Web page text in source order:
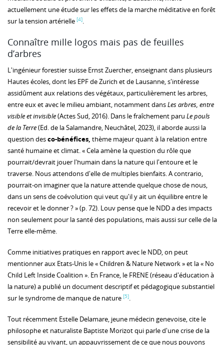
actuellement une étude sur les effets de la marche méditative en forêt
sur la tension artérielle [4].
Connaître mille logos mais pas de feuilles
d’arbres
L'ingénieur forestier suisse Ernst Zuercher, enseignant dans plusieurs
Hautes écoles, dont les EPF de Zurich et de Lausanne, s'intéresse
assidûment aux relations des végétaux, particulièrement les arbres,
entre eux et avec le milieu ambiant, notamment dansLes arbres, entre
visible et invisible(Actes Sud, 2016). Dans le fraîchement paru Le pouls
de la Terre(Ed. de la Salamandre, Neuchâtel, 2023), il aborde aussi la
question desco-bénéfices, thème majeur quant à la relation entre
santé humaine et climat. « Cela amène la question du rôle que
pourrait/devrait jouer l'humain dans la nature qui l'entoure et le
traverse. Nous attendons d'elle de multiples bienfaits. A contrario,
pourrait-on imaginer que la nature attende quelque chose de nous,
dans un sens de coévolution qui veut qu'il y ait un équilibre entre le
recevoir et le donner ? » (p. 72). Louv pense que le NDD a des impacts
non seulement pour la santé des populations, mais aussi sur celle de la
Terre elle-même.
Comme initiatives pratiques en rapport avec le NDD, on peut
mentionner aux Etats-Unis le « Children & Nature Network » et la « No
Child Left Inside Coalition ». En France, le FRENE (réseau d'éducation à
la nature) a publié un document descriptif et pédagogique substantiel
sur le syndrome de manque de nature [5].
Tout récemment Estelle Delamare, jeune médecin genevoise, cite le
philosophe et naturaliste Baptiste Morizot qui parle d'une crise de la
sensibilité au vivant, un appauvrissement de ce que nous pouvons